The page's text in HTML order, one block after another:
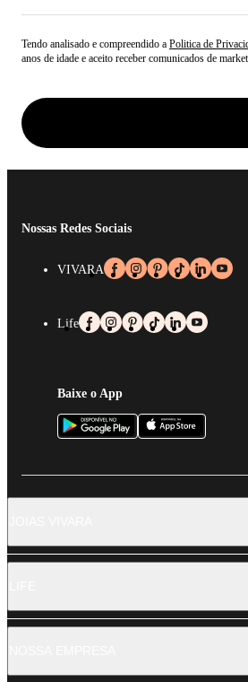
Tendo analisado e compreendido a Politica de
anos de idade e aceito receber comunicados de
Nossas Redes Sociais
VIVARA
Life
Baixe o App